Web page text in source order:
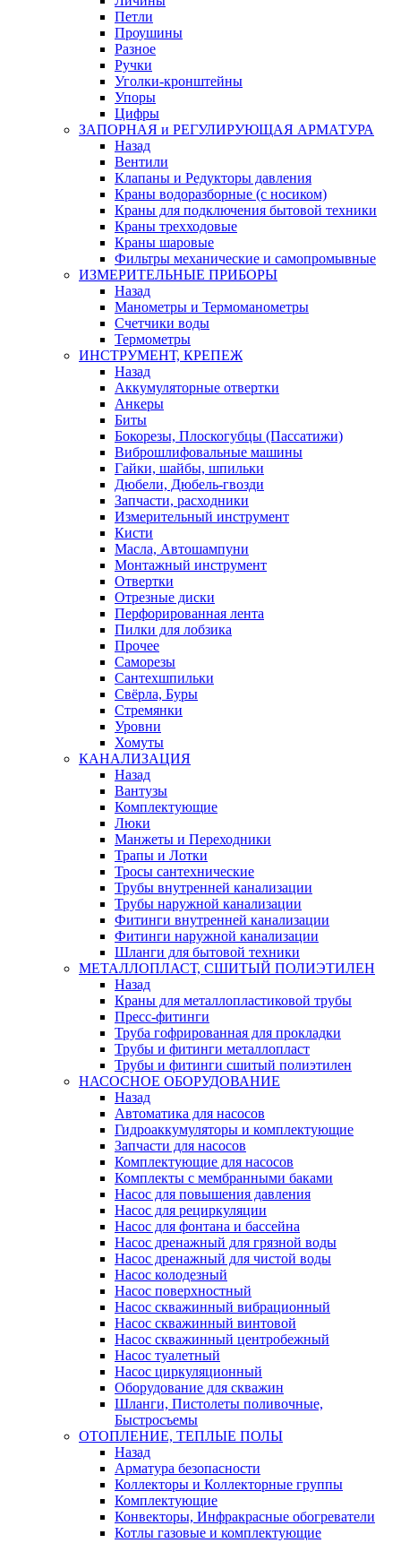
Петли
Проушины
Разное
Ручки
Уголки-кронштейны
Упоры
Цифры
ЗАПОРНАЯ и РЕГУЛИРУЮЩАЯ АРМАТУРА
Назад
Вентили
Клапаны и Редукторы давления
Краны водоразборные (с носиком)
Краны для подключения бытовой техники
Краны трехходовые
Краны шаровые
Фильтры механические и самопромывные
ИЗМЕРИТЕЛЬНЫЕ ПРИБОРЫ
Назад
Манометры и Термоманометры
Счетчики воды
Термометры
ИНСТРУМЕНТ, КРЕПЕЖ
Назад
Аккумуляторные отвертки
Анкеры
Биты
Бокорезы, Плоскогубцы (Пассатижи)
Виброшлифовальные машины
Гайки, шайбы, шпильки
Дюбели, Дюбель-гвозди
Запчасти, расходники
Измерительный инструмент
Кисти
Масла, Автошампуни
Монтажный инструмент
Отвертки
Отрезные диски
Перфорированная лента
Пилки для лобзика
Прочее
Саморезы
Сантехшпильки
Свёрла, Буры
Стремянки
Уровни
Хомуты
КАНАЛИЗАЦИЯ
Назад
Вантузы
Комплектующие
Люки
Манжеты и Переходники
Трапы и Лотки
Тросы сантехнические
Трубы внутренней канализации
Трубы наружной канализации
Фитинги внутренней канализации
Фитинги наружной канализации
Шланги для бытовой техники
МЕТАЛЛОПЛАСТ, СШИТЫЙ ПОЛИЭТИЛЕН
Назад
Краны для металлопластиковой трубы
Пресс-фитинги
Труба гофрированная для прокладки
Трубы и фитинги металлопласт
Трубы и фитинги сшитый полиэтилен
НАСОСНОЕ ОБОРУДОВАНИЕ
Назад
Автоматика для насосов
Гидроаккумуляторы и комплектующие
Запчасти для насосов
Комплектующие для насосов
Комплекты с мембранными баками
Насос для повышения давления
Насос для рециркуляции
Насос для фонтана и бассейна
Насос дренажный для грязной воды
Насос дренажный для чистой воды
Насос колодезный
Насос поверхностный
Насос скважинный вибрационный
Насос скважинный винтовой
Насос скважинный центробежный
Насос туалетный
Насос циркуляционный
Оборудование для скважин
Шланги, Пистолеты поливочные,
Быстросъемы
ОТОПЛЕНИЕ, ТЕПЛЫЕ ПОЛЫ
Назад
Арматура безопасности
Коллекторы и Коллекторные группы
Комплектующие
Конвекторы, Инфракрасные обогреватели
Котлы газовые и комплектующие